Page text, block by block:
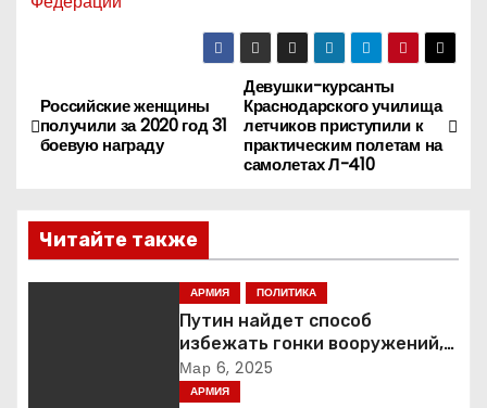
Н
а
и
г
Девушки-курсанты
Краснодарского училища
летчиков приступили к
практическим полетам на
самолетах Л-410
Российские женщины
получили за 2020 год 31
боевую награду
Читайте также
АРМИЯ ПОЛИТИКА
Путин найдет способ
избежать гонки вооружений,
заявил пресс-секретарь
Мар 6, 2025
АРМИЯ